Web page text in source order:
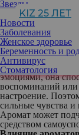
Звезды
KIZ 25 ЛЕТ
Новости
Заболевания
Женское здоровье
Беременность и
Антивирус
Стоматология
различные
ритуалах.
Связь ароматов
Ароматы могут
запах
событиями.
Дело в том, что
эмоциями, она
воспоминаний или
настроение.
сильные чувства и
Аромат может
средством